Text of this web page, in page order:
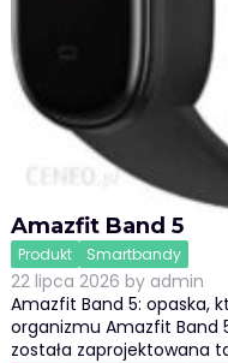
Amazfit Band 5
Produkt Smartbandy
22 lipca 2026 by admin
Amazfit Band 5: opaska,
organizmu Amazfit Band
została zaprojektowana